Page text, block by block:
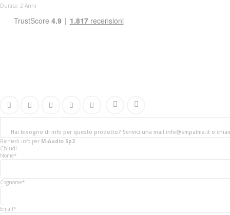
Durata: 2 Anni
Hai bisogno di info per questo prodotto? Scrivici una mail info@smpalma.it o
Richiedi info per M-Audio Sp2
Chiudi
Nome*
Cognome*
Email*